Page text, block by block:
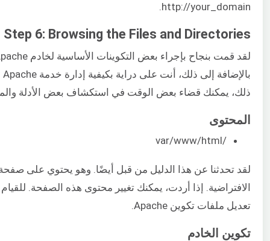
http://your_domain.
Step 6: Browsing the Files and Directories
ذلك، يمكنك قضاء بعض الوقت في استكشاف بعض الأدلة
المحتوى
/var/www/html
الافتراضية. إذا أردت، يمكنك تغيير محتوى هذه الصفحة.
تعديل ملفات تكوين Apache.
تكوين الخادم